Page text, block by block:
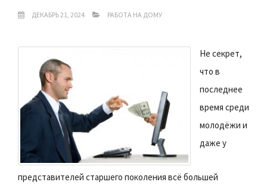
ДЕКАБРЬ 21, 2024 РАБОТА НА ДОМУ
Не секрет,
что в
последнее
время среди
молодёжи и
даже у
представителей старшего поколения всё большей